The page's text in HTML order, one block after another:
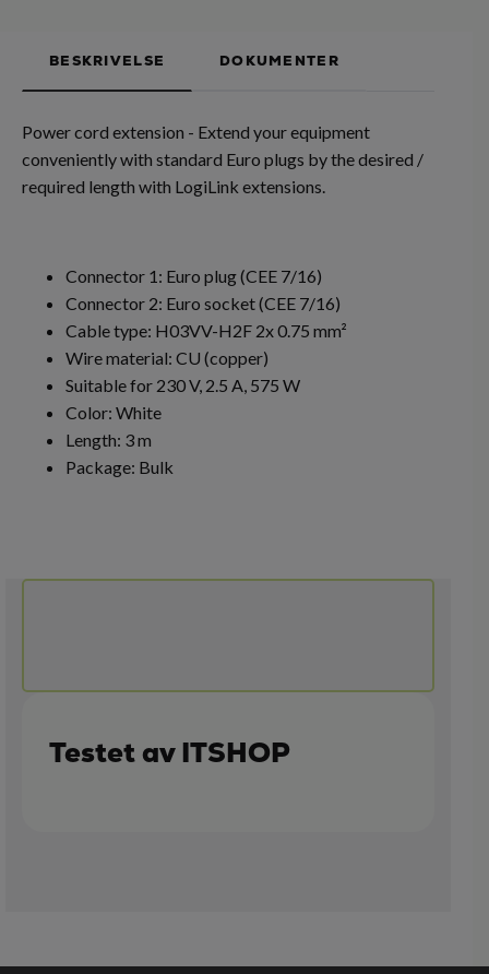
BESKRIVELSE DOKUMENTER
Power cord extension - Extend your equipment
conveniently with standard Euro plugs by the desired /
required length with LogiLink extensions.
Connector 1: Euro plug (CEE 7/16)
Connector 2: Euro socket (CEE 7/16)
Cable type: H03VV-H2F 2x 0.75 mm²
Wire material: CU (copper)
Suitable for 230 V, 2.5 A, 575 W
Color: White
Length: 3 m
Package: Bulk
Testet av ITSHOP